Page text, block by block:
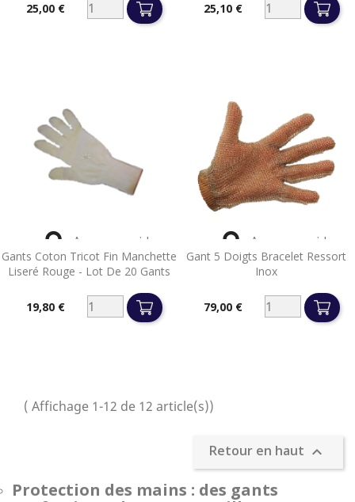
25,00 € 25,10 €
Gants Coton Tricot Fin Manchette
Liseré Rouge - Lot De 20 Gants
19,80 €
 Aperçu rapide
Gant 5 Doigts Bracelet Ressort
Inox
79,00 €
 Aperçu rapide
( Affichage 1-12 de 12 article(s))
Retour en haut 
Protection des mains : des gants